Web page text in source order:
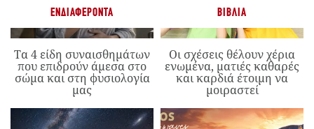
ΕΝΔΙΑΦΈΡΟΝΤΑ
Τα 4 είδη συναισθημάτων
που επιδρούν άμεσα στο
σώμα και στη φυσιολογία
μας
ΒΙΒΛΊΑ
Οι σχέσεις θέλουν χέρια
ενωμένα, ματιές καθαρές
και καρδιά έτοιμη να
μοιραστεί